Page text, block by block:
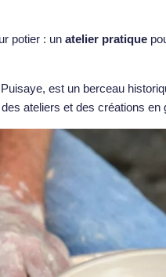
potier : un atelier pratique
est un berceau
ateliers et des créations en